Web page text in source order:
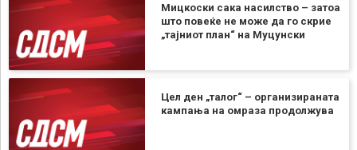
Мицкоски сака насилство – затоа
што повеќе не може да го скрие
„тајниот план“ на Муцунски
Цел ден „талог“ – организираната
кампања на омраза продолжува